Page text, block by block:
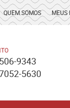
QUEM SOMOS MEUS
9343
5630